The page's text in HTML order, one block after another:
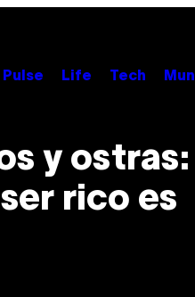
Pulse Life Tech
y ostras:
rico es